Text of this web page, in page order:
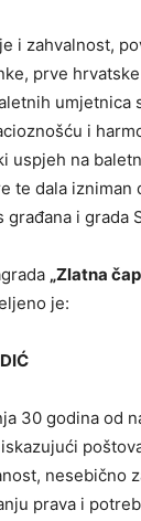
i zahvalnost,
prve
umjetnica
i
uspjeh na
te dala izniman
i grada
„Zlatna
je:
30 godina od
nesebično
prava i